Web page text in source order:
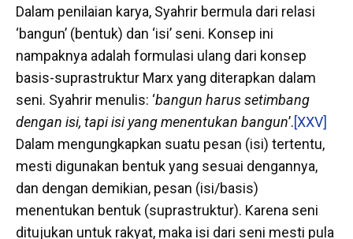
Dalam penilaian karya, Syahrir bermula dari relasi
‘bangun’ (bentuk) dan ‘isi’ seni. Konsep ini
nampaknya adalah formulasi ulang dari konsep
basis-suprastruktur Marx yang diterapkan dalam
seni. Syahrir menulis: ‘bangun harus setimbang
dengan isi, tapi isi yang menentukan bangun’.[XXV]
Dalam mengungkapkan suatu pesan (isi) tertentu,
mesti digunakan bentuk yang sesuai dengannya,
dan dengan demikian, pesan (isi/basis)
menentukan bentuk (suprastruktur). Karena seni
ditujukan untuk rakyat, maka isi dari seni mesti pula